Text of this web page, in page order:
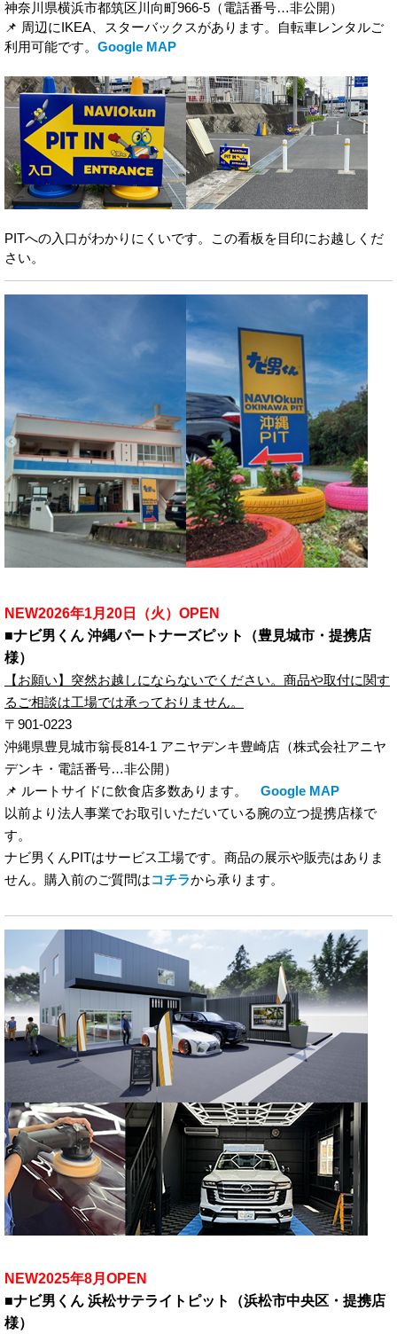
神奈川県横浜市都筑区川向町966-5（電話番号…非公開）
📌 周辺にIKEA、スターバックスがあります。自転車レンタルご
利用可能です。 Google MAP
PITへの入口がわかりにくいです。この看板を目印にお越しくだ
さい。
NEW2026年1月20日（火）OPEN
■ナビ男くん 沖縄パートナーズピット（豊見城市・提携店
様）
【お願い】突然お越しにならないでください。商品や取付に関す
るご相談は工場では承っておりません。
〒901-0223
沖縄県豊見城市翁長814-1 アニヤデンキ豊崎店（株式会社アニヤ
デンキ・電話番号…非公開）
📌 ルートサイドに飲食店多数あります。 Google MAP
以前より法人事業でお取引いただいている腕の立つ提携店様で
す。
ナビ男くんPITはサービス工場です。商品の展示や販売はありま
せん。購入前のご質問はコチラから承ります。
NEW2025年8月OPEN
■ナビ男くん 浜松サテライトピット（浜松市中央区・提携店
様）